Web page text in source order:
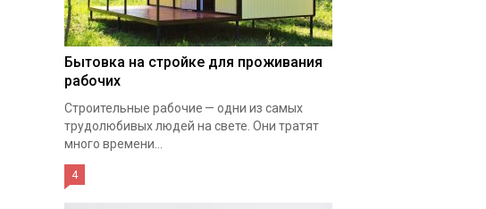
Бытовка на стройке для проживания
рабочих
Строительные рабочие — одни из самых
трудолюбивых людей на свете. Они тратят
много времени...
4